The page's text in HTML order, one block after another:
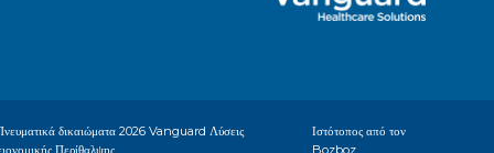
δικαιώματα 2026 Vanguard Λύσεις
Περίθαλψης
Ιστότοπος από τον
Bozboz